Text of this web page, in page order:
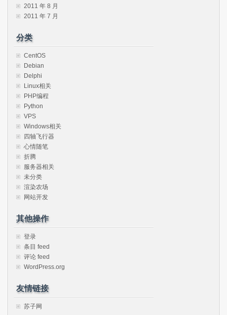
2011 年 8 月
2011 年 7 月
分类
CentOS
Debian
Delphi
Linux相关
PHP编程
Python
VPS
Windows相关
四轴飞行器
心情随笔
折腾
服务器相关
未分类
渲染农场
网站开发
其他操作
登录
条目 feed
评论 feed
WordPress.org
友情链接
苏子网